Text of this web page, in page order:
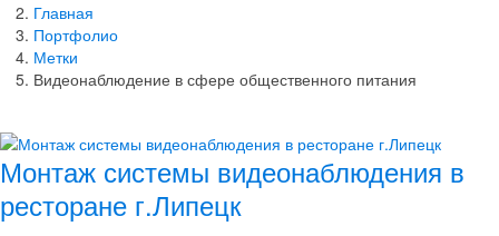
Главная
Портфолио
Метки
Видеонаблюдение в сфере общественного питания
Монтаж системы видеонаблюдения в
ресторане г.Липецк